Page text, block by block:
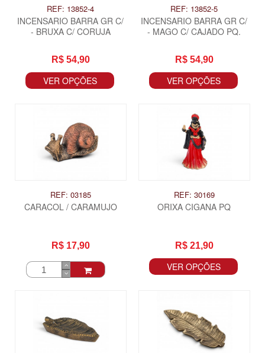
REF: 13852-4
INCENSARIO BARRA GR C/
- BRUXA C/ CORUJA
R$ 54,90
VER OPÇÕES
REF: 13852-5
INCENSARIO BARRA GR C/
- MAGO C/ CAJADO PQ.
R$ 54,90
VER OPÇÕES
REF: 03185
CARACOL / CARAMUJO
R$ 17,90
REF: 30169
ORIXA CIGANA PQ
R$ 21,90
VER OPÇÕES